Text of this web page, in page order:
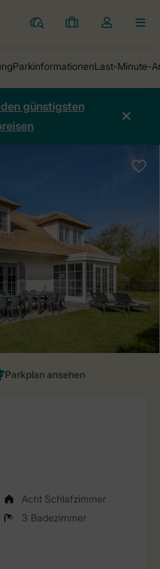
Ferienparks
Meine
Dropdown-
öffnen
günstigsten
Acht Schlafzimmer
3 Badezimmer